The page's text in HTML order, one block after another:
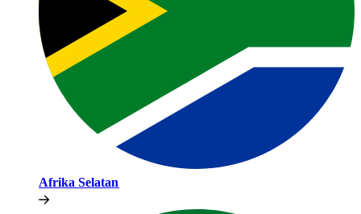
Afrika Selatan​​